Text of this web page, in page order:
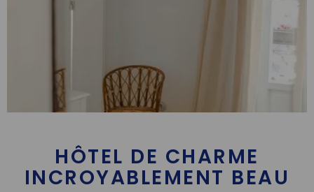
HÔTEL DE CHARME
INCROYABLEMENT BEAU